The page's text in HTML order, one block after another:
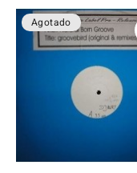
Agotado